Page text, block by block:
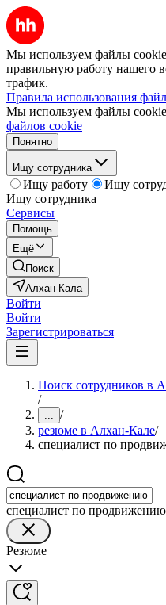
Мы используем файлы
правильную работу нашего
трафик.
Правила использования
Мы используем файлы
файлов cookie
Понятно
Ищу сотрудника
Ищу работу
Ищу
Ищу сотрудника
Сервисы
Помощь
Ещё
Поиск
Алхан-Кала
Войти
Войти
Зарегистрироваться
Поиск сотрудников в
/
... /
резюме в Алхан-Кале/
специалист по
специалист по продвижению
Резюме